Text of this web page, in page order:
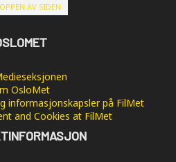
AV SIDEN
OsloMet
informasjonskapsler på FilMet
and Cookies at FilMet